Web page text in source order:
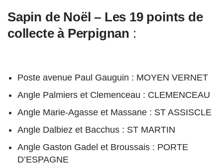
Sapin de Noël – Les 19 points de
collecte à Perpignan :
Poste avenue Paul Gauguin : MOYEN VERNET
Angle Palmiers et Clemenceau : CLEMENCEAU
Angle Marie-Agasse et Massane : ST ASSISCLE
Angle Dalbiez et Bacchus : ST MARTIN
Angle Gaston Gadel et Broussais : PORTE
D’ESPAGNE